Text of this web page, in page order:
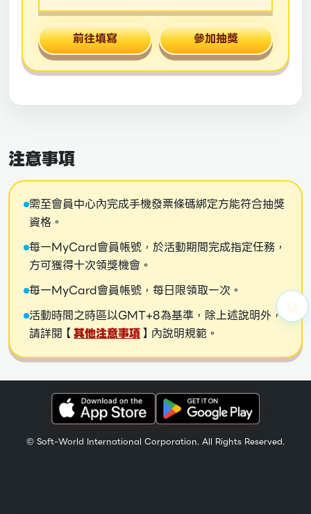
前往填寫 參加抽獎
注意事項
需至會員中心內完成手機發票條碼綁定方能符合抽獎
資格。
每一MyCard會員帳號，於活動期間完成指定任務，
方可獲得十次領獎機會。
每一MyCard會員帳號，每日限領取一次。
活動時間之時區以GMT+8為基準，除上述說明外，
請詳閱【其他注意事項】內說明規範。
© Soft-World International Corporation. All Rights Reserved.